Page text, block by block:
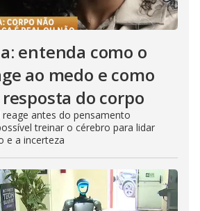
entenda como o
ao medo e como
do corpo
antes do pensamento
treinar o cérebro para lidar
e a incerteza